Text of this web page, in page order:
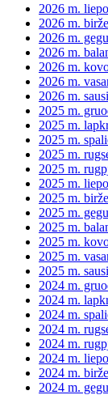
2026 m.
2026 m.
2026 m.
2026 m.
2026 m.
2026 m.
2026 m.
2025 m.
2025 m.
2025 m.
2025 m.
2025 m.
2025 m.
2025 m.
2025 m.
2025 m.
2025 m.
2025 m.
2025 m.
2024 m.
2024 m.
2024 m.
2024 m.
2024 m.
2024 m.
2024 m.
2024 m.